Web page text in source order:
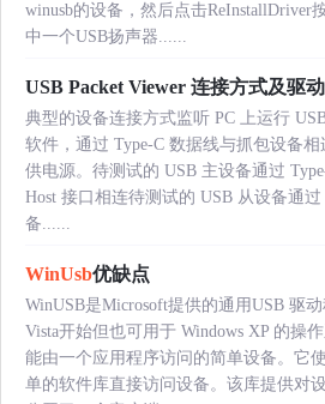
winusb的设备，然后点击ReInstallDriver
中一个USB扬声器......
USB Packet Viewer 连接方式及驱
典型的设备连接方式监听 PC 上运行
软件，通过 Type-C 数据线与抓包设备
供电源。待测试的 USB 主设备通过
Host 接口相连待测试的 USB 从设备通
备......
WinUsb优缺点
WinUSB是Microsoft提供的通用USB 驱
Vista开始但也可用于 Windows XP 的操
能由一个应用程序访问的简单设备。它
单的软件库直接访问设备。该库提供对